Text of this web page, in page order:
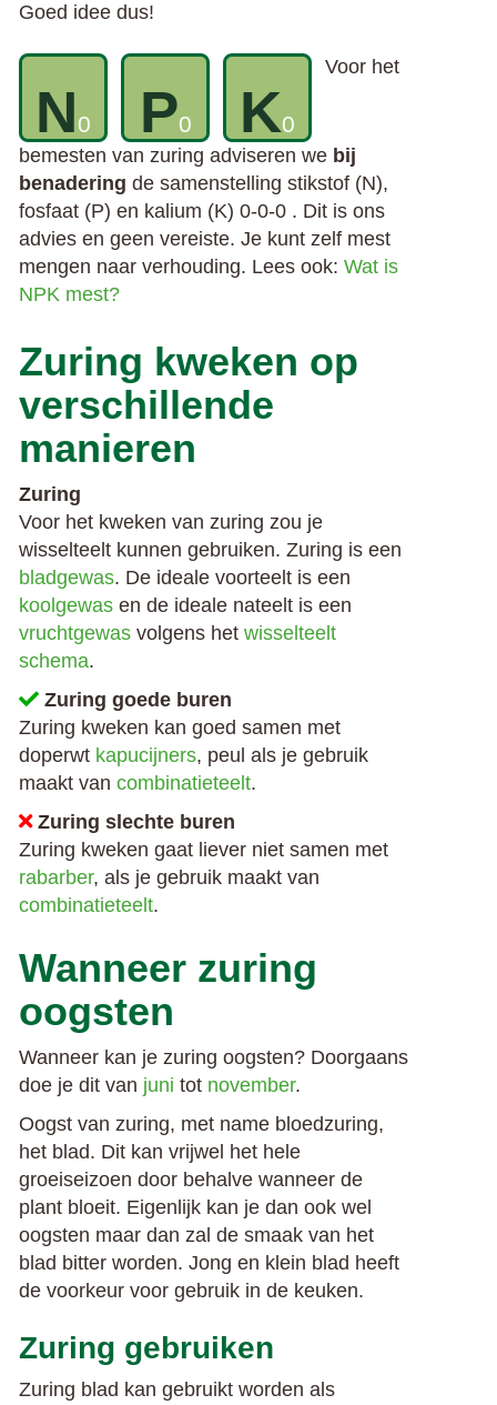
Goed idee dus!
N0 P0 K0
Voor het
bemesten van zuring adviseren we bij
benadering de samenstelling stikstof (N),
fosfaat (P) en kalium (K) 0-0-0 . Dit is ons
advies en geen vereiste. Je kunt zelf mest
mengen naar verhouding. Lees ook: Wat is
NPK mest?
Zuring kweken op
verschillende
manieren
Zuring
Voor het kweken van zuring zou je
wisselteelt kunnen gebruiken. Zuring is een
bladgewas. De ideale voorteelt is een
koolgewas en de ideale nateelt is een
vruchtgewas volgens het wisselteelt
schema.
Zuring goede buren
Zuring kweken kan goed samen met
doperwt kapucijners, peul als je gebruik
maakt van combinatieteelt.
Zuring slechte buren
Zuring kweken gaat liever niet samen met
rabarber, als je gebruik maakt van
combinatieteelt.
Wanneer zuring
oogsten
Wanneer kan je zuring oogsten? Doorgaans
doe je dit van juni tot november.
Oogst van zuring, met name bloedzuring,
het blad. Dit kan vrijwel het hele
groeiseizoen door behalve wanneer de
plant bloeit. Eigenlijk kan je dan ook wel
oogsten maar dan zal de smaak van het
blad bitter worden. Jong en klein blad heeft
de voorkeur voor gebruik in de keuken.
Zuring gebruiken
Zuring blad kan gebruikt worden als